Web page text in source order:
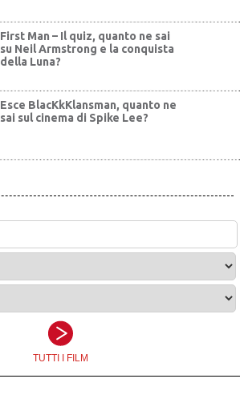
First Man – Il quiz, quanto ne sai
su Neil Armstrong e la conquista
della Luna?
Esce BlacKkKlansman, quanto ne
sai sul cinema di Spike Lee?